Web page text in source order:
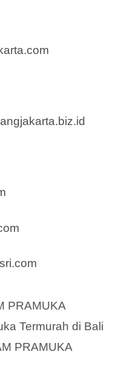
PRAMUKA
Termurah di Bali
PRAMUKA